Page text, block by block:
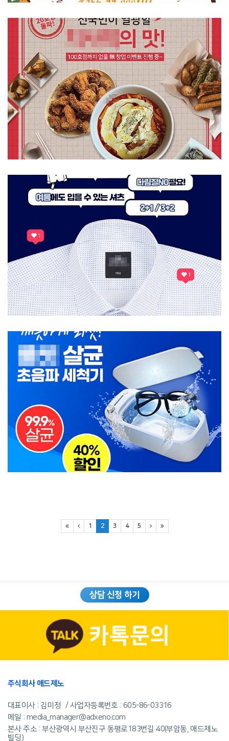
1 2 3 4 5
상담 신청 하기
주식회사 애드제노
대표이사 : 김미정 사업자등록번호 : 605-86-03316
메일 : media_manager@adxeno.com
본사 주소 : 부산광역시 부산진구 동평로183번길 40(부암동, 애드제노
빌딩)